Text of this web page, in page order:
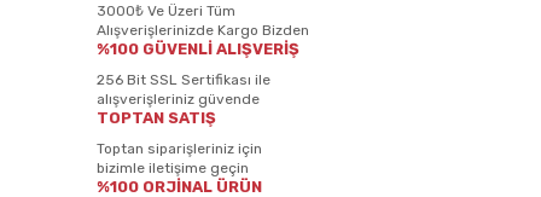
3000₺ Ve Üzeri Tüm
Alışverişlerinizde Kargo Bizden
%100 GÜVENLİ ALIŞVERİŞ
256 Bit SSL Sertifikası ile
alışverişleriniz güvende
TOPTAN SATIŞ
Toptan siparişleriniz için
bizimle iletişime geçin
%100 ORJİNAL ÜRÜN